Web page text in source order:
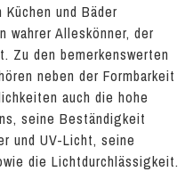
und Bäder
Alleskönner, der
den bemerkenswerten
neben der Formbarkeit
auch die hohe
seine Beständigkeit
und UV-Licht, seine
die Lichtdurchlässigkeit.